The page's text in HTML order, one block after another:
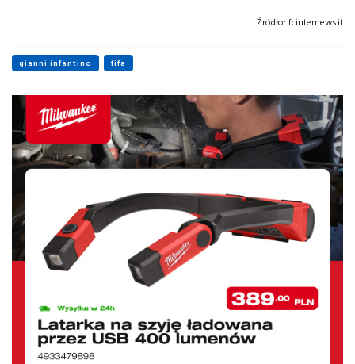
Źródło: fcinternews.it
gianni infantino fifa